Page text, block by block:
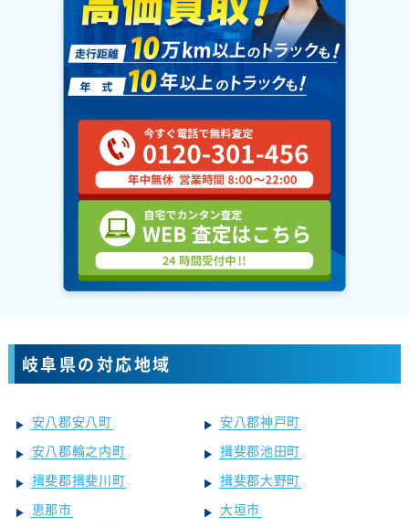
岐阜県の対応地域
安八郡安八町
安八郡神戸町
安八郡輪之内町
揖斐郡池田町
揖斐郡揖斐川町
揖斐郡大野町
恵那市
大垣市